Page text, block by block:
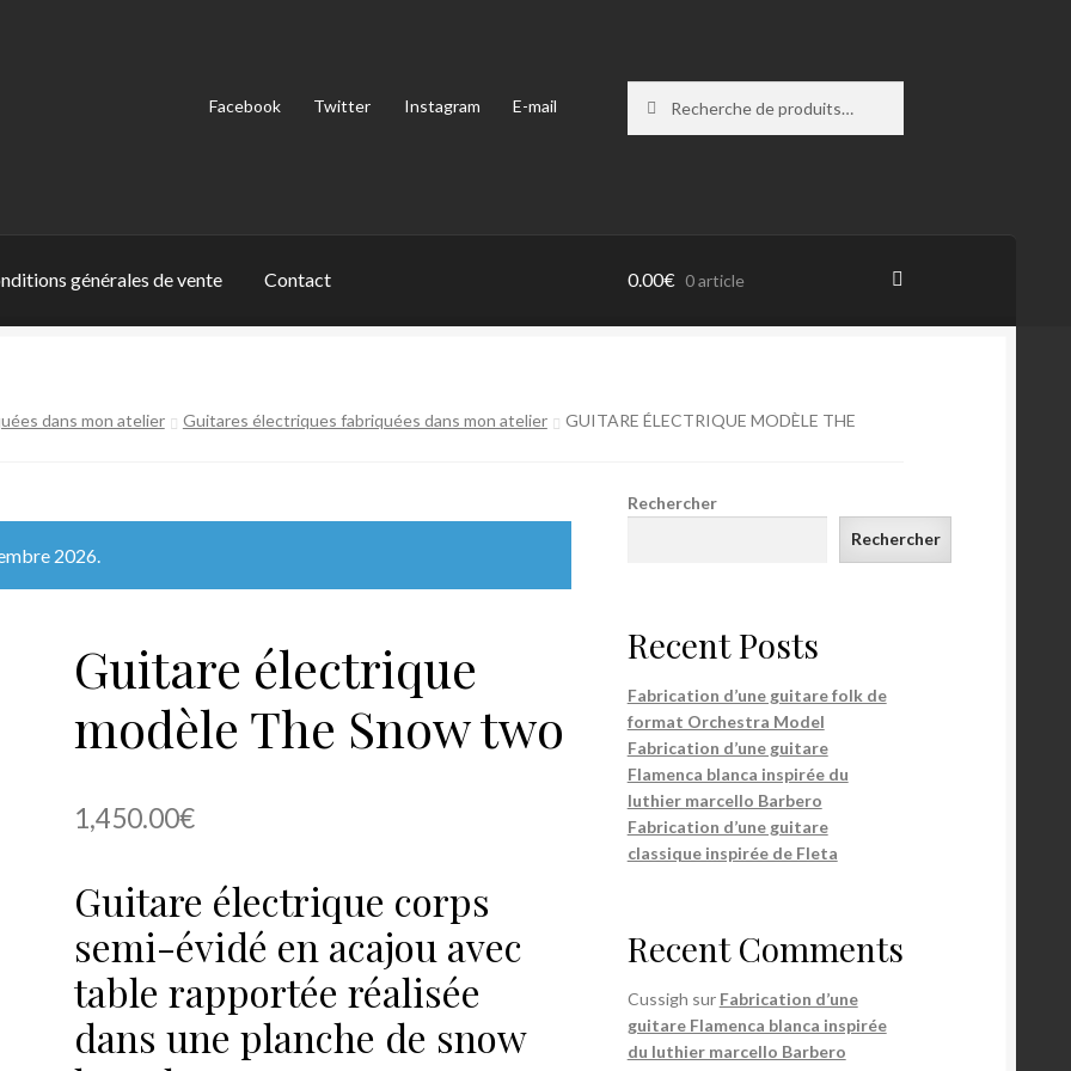
Facebook Twitter Instagram E-mail
pour :
générales de vente Contact 0.00€ 0 article
dans mon atelier Guitares électriques fabriquées dans mon atelier
GUITARE ÉLECTRIQUE MODÈLE THE
2026.
Guitare électrique
modèle The Snow two
1,450.00€
Guitare électrique corps
semi-évidé en acajou avec
table rapportée réalisée
dans une planche de snow
Rechercher
Rechercher
Recent Posts
Fabrication d’une guitare folk de
format Orchestra Model
Fabrication d’une guitare
Flamenca blanca inspirée du
luthier marcello Barbero
Fabrication d’une guitare
classique inspirée de Fleta
Recent Comments
Cussigh sur Fabrication d’une
guitare Flamenca blanca inspirée
du luthier marcello Barbero